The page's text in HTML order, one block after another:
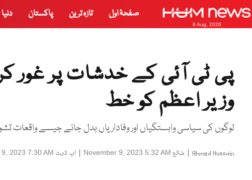
6 Aug, 2026
صفحۂ اول تازہ ترین پاکستان دنیا
پی ٹی آئی کے خدشات پر غور
وزیر اعظم کو خط
لوگوں کی سیاسی وابستگیاں اور وفاداریاں بدل جانے جیسے واقعات
Ahmed Hussain
| شائع November 9, 2023 5:32 AM
| اپ ڈیٹ 2023 7:30 AM